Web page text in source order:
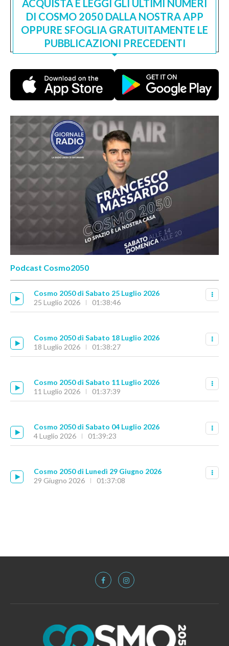
ACQUISTA E LEGGI GLI ULTIMI NUMERI
DI COSMO 2050 DALLA NOSTRA APP
OPPURE SFOGLIA GRATUITAMENTE LE
PUBBLICAZIONI PRECEDENTI
Podcast Cosmo2050
Cosmo 2050 di Sabato 25 Luglio 2026
25 Luglio 2026
01:38:46
Cosmo 2050 di Sabato 18 Luglio 2026
18 Luglio 2026
01:38:27
Cosmo 2050 di Sabato 11 Luglio 2026
11 Luglio 2026
01:37:39
Cosmo 2050 di Sabato 04 Luglio 2026
4 Luglio 2026
01:39:23
Cosmo 2050 di Lunedì 29 Giugno 2026
29 Giugno 2026
01:37:08